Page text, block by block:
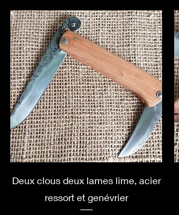
Deux clous deux lames lime, acier
ressort et genévrier